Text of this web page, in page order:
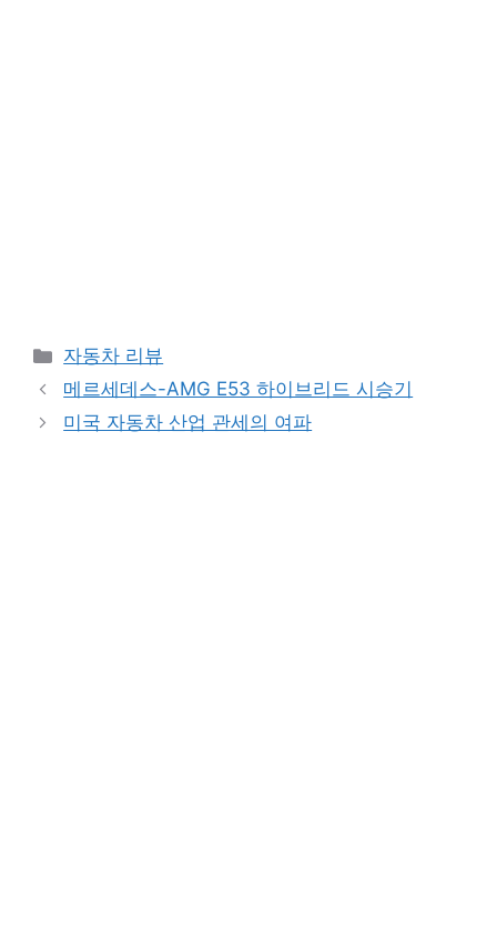
Categories
자동차 리뷰
메르세데스-AMG E53 하이브리드 시승기
미국 자동차 산업 관세의 여파